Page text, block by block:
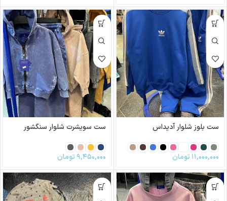
ست بلوز شلوار آدیداس
۱۱,۰۰۰,۰۰۰تومان
ست سویشرت شلوار سنگشور
۹,۴۵۰,۰۰۰تومان